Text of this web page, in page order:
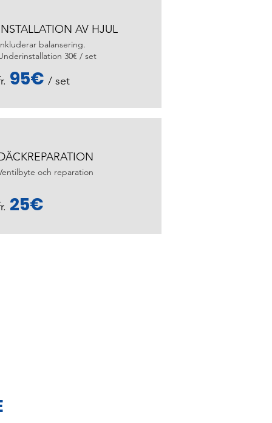
AV HJUL
balansering.
30€ / set
95€ / set
och reparation
25€